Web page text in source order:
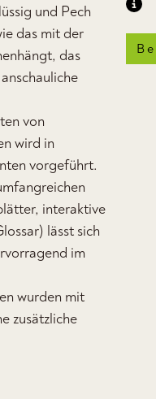
und Pech
das mit der
das
von
wird in
vorgeführt.
interaktive
lässt sich
im
wurden mit
zusätzliche